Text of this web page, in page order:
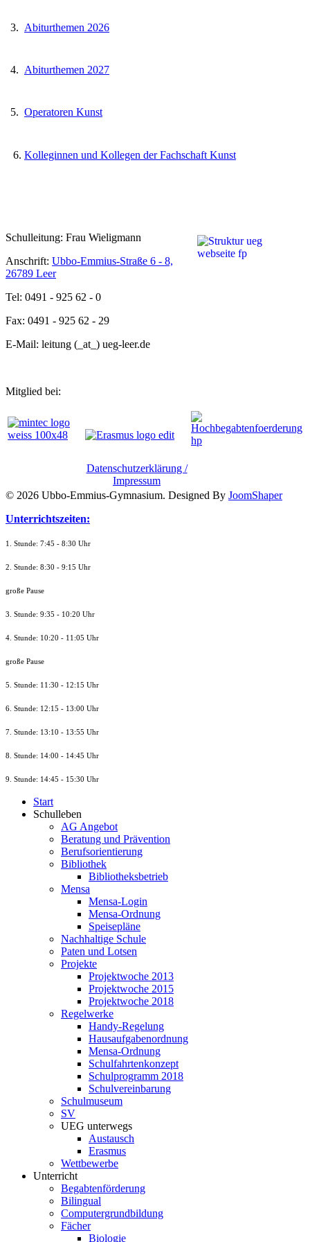
3. Abiturthemen 2026
4. Abiturthemen 2027
5. Operatoren Kunst
6. Kolleginnen und Kollegen der Fachschaft Kunst
Schulleitung: Frau Wieligmann
Anschrift: Ubbo-Emmius-Straße 6 - 8,
26789 Leer
Tel: 0491 - 925 62 - 0
Fax: 0491 - 925 62 - 29
E-Mail: leitung (_at_) ueg-leer.de
Mitglied bei:
Datenschutzerklärung /
Impressum
© 2026 Ubbo-Emmius-Gymnasium. Designed By JoomShaper
Unterrichtszeiten:
1. Stunde: 7:45 - 8:30 Uhr
2. Stunde: 8:30 - 9:15 Uhr
große Pause
3. Stunde: 9:35 - 10:20 Uhr
4. Stunde: 10:20 - 11:05 Uhr
große Pause
5. Stunde: 11:30 - 12:15 Uhr
6. Stunde: 12:15 - 13:00 Uhr
7. Stunde: 13:10 - 13:55 Uhr
8. Stunde: 14:00 - 14:45 Uhr
9. Stunde: 14:45 - 15:30 Uhr
Start
Schulleben
AG Angebot
Beratung und Prävention
Berufsorientierung
Bibliothek
Bibliotheksbetrieb
Mensa
Mensa-Login
Mensa-Ordnung
Speisepläne
Nachhaltige Schule
Paten und Lotsen
Projekte
Projektwoche 2013
Projektwoche 2015
Projektwoche 2018
Regelwerke
Handy-Regelung
Hausaufgabenordnung
Mensa-Ordnung
Schulfahrtenkonzept
Schulprogramm 2018
Schulvereinbarung
Schulmuseum
SV
UEG unterwegs
Austausch
Erasmus
Wettbewerbe
Unterricht
Begabtenförderung
Bilingual
Computergrundbildung
Fächer
Biologie